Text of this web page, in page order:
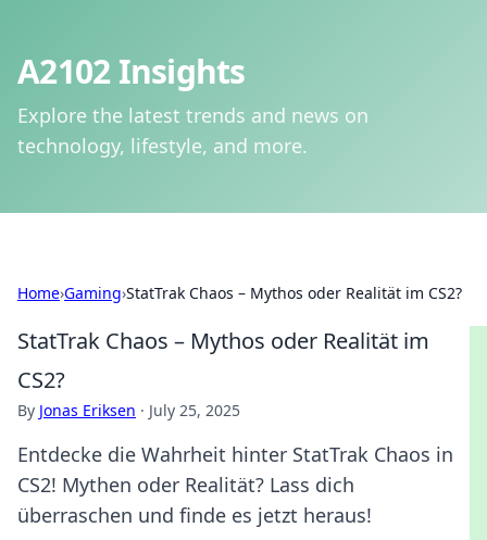
A2102 Insights
Explore the latest trends and news on
technology, lifestyle, and more.
Home›Gaming›StatTrak Chaos – Mythos oder Realität im CS2?
StatTrak Chaos – Mythos oder Realität im
CS2?
By Jonas Eriksen · July 25, 2025
Entdecke die Wahrheit hinter StatTrak Chaos in
CS2! Mythen oder Realität? Lass dich
überraschen und finde es jetzt heraus!